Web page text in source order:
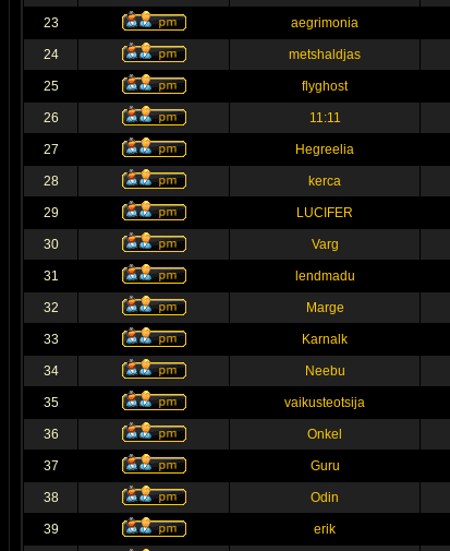
23 aegrimonia
24 metshaldjas
25 flyghost
26 11:11
27 Hegreelia
28 kerca
29 LUCIFER
30 Varg
31 lendmadu
32 Marge
33 Karnalk
34 Neebu
35 vaikusteotsija
36 Onkel
37 Guru
38 Odin
39 erik